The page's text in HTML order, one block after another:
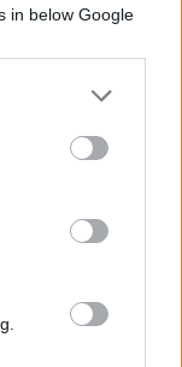
in below Google
era
fine
casi tragici
potenza
come
di nuovi